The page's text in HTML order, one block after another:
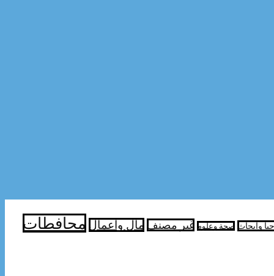
وابحاث صحة وعلوم غير مصنف مال واعمال محافطات